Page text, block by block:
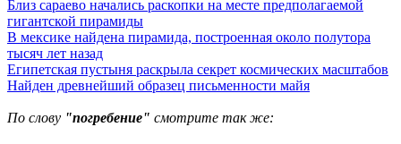
Близ сараево начались раскопки на месте предполагаемой
гигантской пирамиды
В мексике найдена пирамида, построенная около полутора
тысяч лет назад
Египетская пустыня раскрыла секрет космических масштабов
Найден древнейший образец письменности майя
По слову "погребение" смотрите так же: